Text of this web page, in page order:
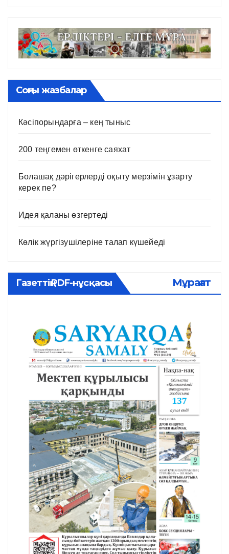
Соңғы жазбалар
Кәсіпорындарға – кең тыныс
200 теңгемен өткенге саяхат
Болашақ дәрігерлерді оқыту мерзімін ұзарту
керек пе?
Идея қаланы өзгертеді
Көлік жүргізушілеріне талап күшейеді
Газеттің PDF-нұсқасы Мұрағат